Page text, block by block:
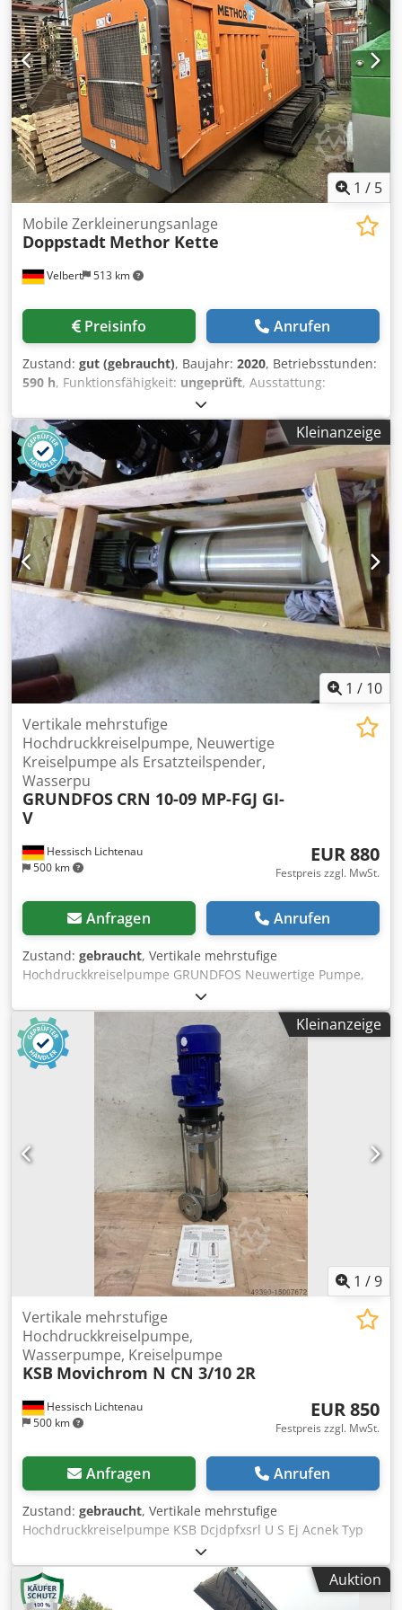
Hydraulisch reversierbares Lüfterrad Akustische
Anlaufwarnung Kraftstofftank 300 Liter Lackierung: RAL
2011 tieforange Zusatzausstattung: Motor Cat C7.1, 205 kW
Heckband 6,9 m Rahmen für Überbandmagnet
Überbandmagnet Walzenschnellwechselsystem an der
Walze Walzenschnellwechselsystem an der Walze
Bewässerung LED-Arbeitsbeleuchtung Zus. E-Pumpe zur
Betätigung bei Motorstillstand Feuerlöscher GN 9 A-3 DIN
EN 3
1 / 5
Velbert 513 km
Mobile Zerkleinerungsanlage
Doppstadt Methor Kette
Preisinfo Anrufen
Zustand: gut (gebraucht), Baujahr: 2020, Betriebsstunden:
590 h, Funktionsfähigkeit: ungeprüft, Ausstattung:
Grundpaket Methor Kette Kettenfahrwerk inkl. 2
Fahrgeschwindigkeiten Fahrwerkskette 400mm 3-Steg
Zusatzhydraulikanschluss 70 l/min 24-V Elektrosteuerung
Große Funkfernsteuerung kpl. Wartungsfreundlicher
Motorraum mit LED-Leuchte Klapptrichter mit Wegesensor
und Automatiksteuerung Hydraulisch reversierbares
Lüfterrad Akustische Anlaufwarnung Kraftstofftank 300
Liter Lackierung: RAL 2011 tieforange Zusatzausstattung:
Gummi-Schnellwechselpolster Motor Cat C7.1, 205 kW
Heckband 6,9 m Rahmen für Überbandmagnet
Überbandmagnet Walzenschnellwechselsystem an der
Walze Walzenschnellwechselsystem an der Maschine
Bewässerung Dcedpfx Acjvnq Rkensk LED-
Arbeitsbeleuchtung Zus. E-Pumpe zur Betätigung bei
Motorstillstand Feuerlöscher GN 9 A-3 DIN EN 3
Kleinanzeige
1 / 10
Hessisch Lichtenau
500 km
Vertikale mehrstufige
Hochdruckkreiselpumpe, Neuwertige
Kreiselpumpe als Ersatzteilspender,
Wasserpu
GRUNDFOS CRN 10-09 MP-FGJ GI-
V
EUR 880
Festpreis zzgl. MwSt.
Anfragen Anrufen
Zustand: gebraucht, Vertikale mehrstufige
Hochdruckkreiselpumpe GRUNDFOS Neuwertige Pumpe,
es wurde aber ein Teil der Magnetkupplung demontiert.
Typ CRN 10-09 MP-FGJ GI-V Baujahr ca. 2012 Förderleistung
bei 7,2 bar: max. 10 m3/h Dcjdpfx Ajfupadscnsk
Förderhöhe: max. 91,8 Meter Netzanschluß: 400 Volt, 50 Hz
Leistung: 3 kW - Pumpenaufbau in 9 Stufen - aus
rostfreiem Edelstahl 1.4401 - Die neuwertige Pumpe wurde
als Ersatzteilspender benutzt, es sind aber mehrere neue
Pumpenkammern dabei - es fehlt ein Teil der
Magnetkupplung geeignet für die Trinkwasserversorgung,
Bewässerung und Entwässerung Verpackt in der Original
Holzkiste Platzbedarf Pumpe LxBxH 1100 x 250 x 300 mm
Platzbedarf Versandkiste LxBxH 1400 x 330 x 340 mm
Gewicht mit Versandkiste 85 kg Neuwertig Keine
Unterwasserpumpe oder Tauchpumpe
Kleinanzeige
1 /9
Hessisch Lichtenau
500 km
Vertikale mehrstufige
Hochdruckkreiselpumpe,
Wasserpumpe, Kreiselpumpe
KSB Movichrom N CN 3/10 2R
EUR 850
Festpreis zzgl. MwSt.
Anfragen Anrufen
Zustand: gebraucht, Vertikale mehrstufige
Hochdruckkreiselpumpe KSB Dcjdpfxsrl U S Ej Acnek Typ
Movichrom N CN 3/10 2R Fabr. Nr 1-P30-837561 Nenn-
Förderleistung max. 3 m3/h Nenn-Förderhöhe 70 Meter = 7
bar Nenndrehzahl 2900 U/min. Motorleistung 1,5 kW
Netzanschluß 400 Volt, 50 Hz - Pumpenaufbau in 10 Stufen
Auktion